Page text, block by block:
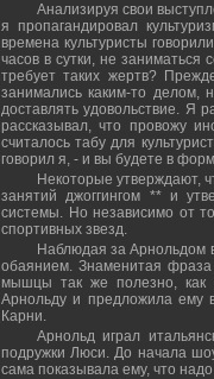
Анализируя свои
я пропагандировал
времена культуристы
часов в сутки, не заниматься
требует таких жертв?
занимались каким-то делом,
доставлять удовольствие. Я
рассказывал, что провожу
считалось табу для
говорил я, - и вы будете в
Некоторые утверждают,
занятий джоггингом ** и
системы. Но независимо от
спортивных звезд.
Наблюдая за Арнольдом
обаянием. Знаменитая фраза
мышцы так же полезно, как
Арнольду и предложила ему
Карни.
Арнольд играл
подружки Люси. До начала
сама показывала ему, что